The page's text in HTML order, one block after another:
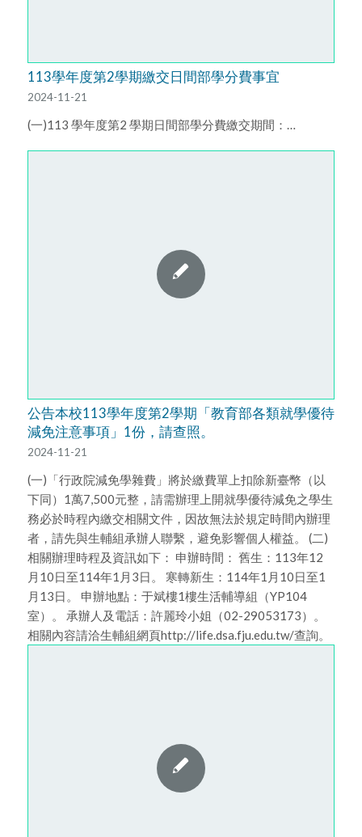
113學年度第2學期繳交日間部學分費事宜
2024-11-21
(一)113 學年度第2 學期日間部學分費繳交期間：…
公告本校113學年度第2學期「教育部各類就學優待
減免注意事項」1份，請查照。
2024-11-21
(一)「行政院減免學雜費」將於繳費單上扣除新臺幣（以
下同）1萬7,500元整，請需辦理上開就學優待減免之學生
務必於時程內繳交相關文件，因故無法於規定時間內辦理
者，請先與生輔組承辦人聯繫，避免影響個人權益。 (二)
相關辦理時程及資訊如下： 申辦時間： 舊生：113年12
月10日至114年1月3日。 寒轉新生：114年1月10日至1
月13日。 申辦地點：于斌樓1樓生活輔導組（YP104
室）。 承辦人及電話：許麗玲小姐（02-29053173）。
相關內容請洽生輔組網頁http://life.dsa.fju.edu.tw/查詢。